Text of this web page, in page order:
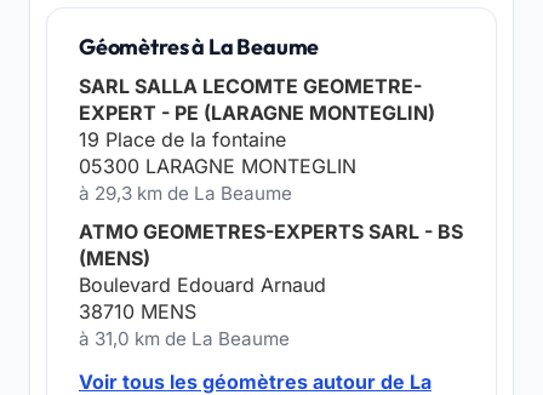
Géomètres à La Beaume
SARL SALLA LECOMTE GEOMETRE-
EXPERT - PE (LARAGNE MONTEGLIN)
19 Place de la fontaine
05300 LARAGNE MONTEGLIN
à 29,3 km de La Beaume
ATMO GEOMETRES-EXPERTS SARL - BS
(MENS)
Boulevard Edouard Arnaud
38710 MENS
à 31,0 km de La Beaume
Voir tous les géomètres autour de La